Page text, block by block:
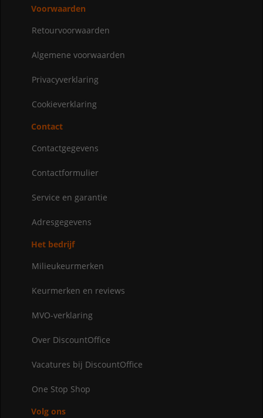
Voorwaarden
Retourvoorwaarden
Algemene voorwaarden
Privacyverklaring
Cookieverklaring
Contact
Contactgegevens
Contactformulier
Service en garantie
Adresgegevens
Het bedrijf
Milieukeurmerken
Keurmerken en reviews
MVO-verklaring
Over DiscountOffice
Vacatures bij DiscountOffice
One Stop Shop
Volg ons